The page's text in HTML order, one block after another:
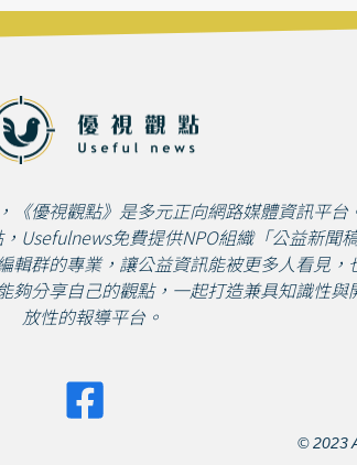
《優視觀點》是多元正向網路媒體資訊平台
Usefulnews免費提供NPO組織「公益新聞
輯群的專業，讓公益資訊能被更多人看見，
夠分享自己的觀點，一起打造兼具知識性與
放性的報導平台。
© 2023